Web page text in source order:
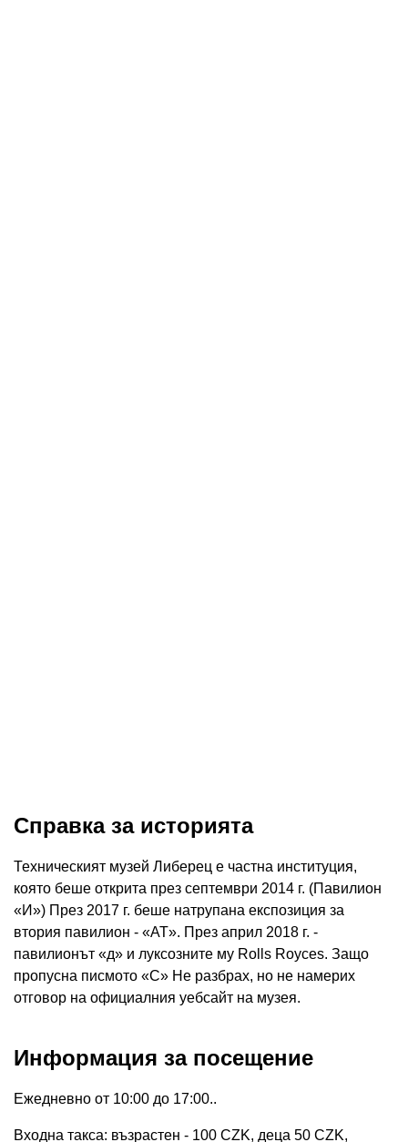
Справка за историята
Техническият музей Либерец е частна институция,
която беше открита през септември 2014 г. (Павилион
«И») През 2017 г. беше натрупана експозиция за
втория павилион - «AT». През април 2018 г. -
павилионът «д» и луксозните му Rolls Royces. Защо
пропусна писмото «С» Не разбрах, но не намерих
отговор на официалния уебсайт на музея.
Информация за посещение
Ежедневно от 10:00 до 17:00..
Входна такса: възрастен - 100 CZK, деца 50 CZK,